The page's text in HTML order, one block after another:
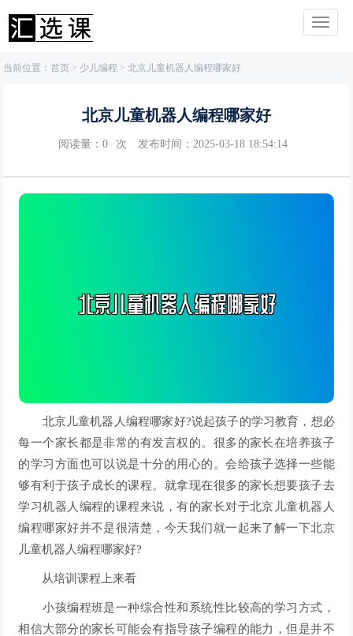
当前位置：首页 > 少儿编程 > 北京儿童机器人编程哪家好
北京儿童机器人编程哪家好
阅读量： 0 次 发布时间：2025-03-18 18:54:14
北京儿童机器人编程哪家好?说起孩子的学习教育，想必
每一个家长都是非常的有发言权的。很多的家长在培养孩子
的学习方面也可以说是十分的用心的。会给孩子选择一些能
够有利于孩子成长的课程。就拿现在很多的家长想要孩子去
学习机器人编程的课程来说，有的家长对于北京儿童机器人
编程哪家好并不是很清楚，今天我们就一起来了解一下北京
儿童机器人编程哪家好?
从培训课程上来看
小孩编程班是一种综合性和系统性比较高的学习方式，
相信大部分的家长可能会有指导孩子编程的能力，但是并不